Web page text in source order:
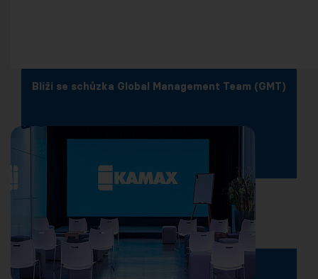
Blíží se schůzka Global Management Team (GMT)